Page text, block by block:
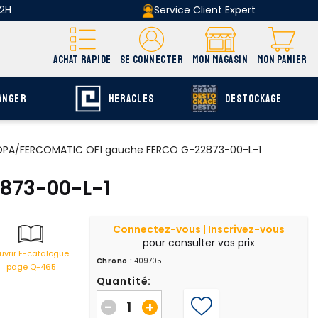
Service Client Expert
ACHAT RAPIDE SE CONNECTER MON MAGASIN MON PANIER
HERACLES DESTOCKAGE
FERCOMATIC OF1 gauche FERCO G-22873-00-L-1
00-L-1
E-catalogue
page Q-465
Connectez-vous | Inscrivez-vous
pour consulter vos prix
Chrono : 409705
Quantité:
+
-